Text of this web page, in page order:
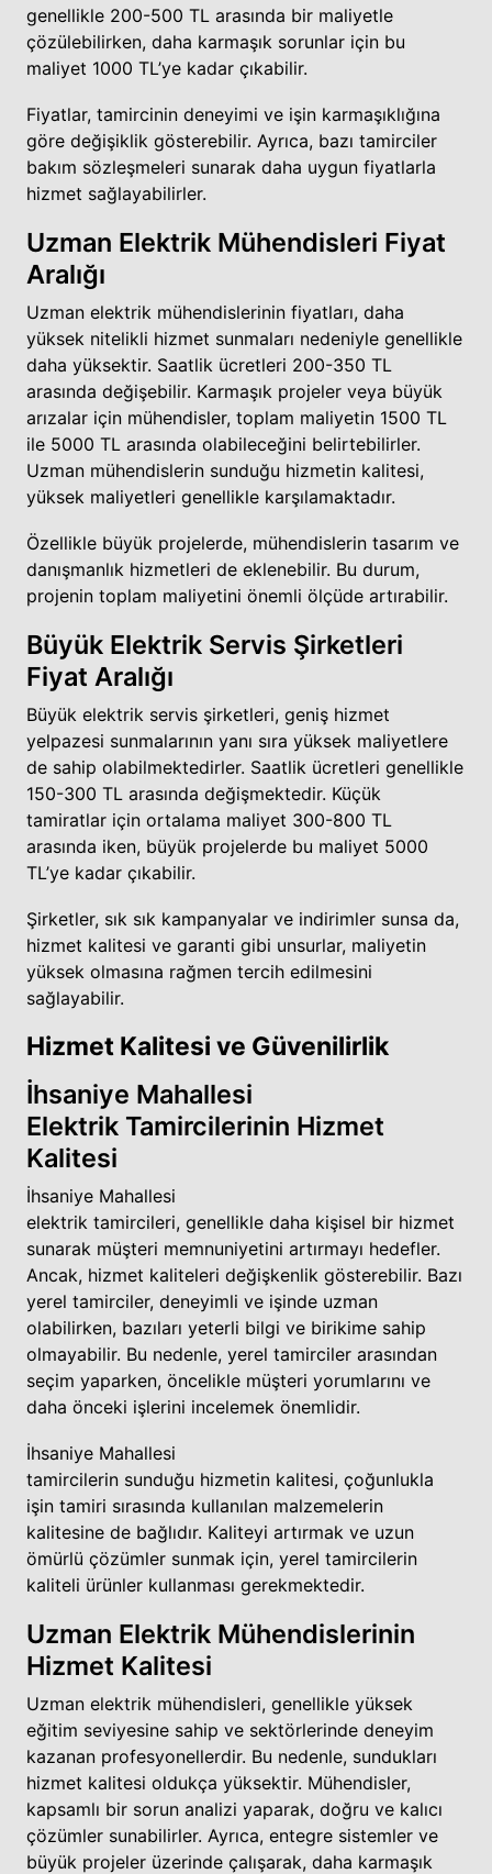
genellikle 200-500 TL arasında bir maliyetle
çözülebilirken, daha karmaşık sorunlar için bu
maliyet 1000 TL’ye kadar çıkabilir.
Fiyatlar, tamircinin deneyimi ve işin karmaşıklığına
göre değişiklik gösterebilir. Ayrıca, bazı tamirciler
bakım sözleşmeleri sunarak daha uygun fiyatlarla
hizmet sağlayabilirler.
Uzman Elektrik Mühendisleri Fiyat
Aralığı
Uzman elektrik mühendislerinin fiyatları, daha
yüksek nitelikli hizmet sunmaları nedeniyle genellikle
daha yüksektir. Saatlik ücretleri 200-350 TL
arasında değişebilir. Karmaşık projeler veya büyük
arızalar için mühendisler, toplam maliyetin 1500 TL
ile 5000 TL arasında olabileceğini belirtebilirler.
Uzman mühendislerin sunduğu hizmetin kalitesi,
yüksek maliyetleri genellikle karşılamaktadır.
Özellikle büyük projelerde, mühendislerin tasarım ve
danışmanlık hizmetleri de eklenebilir. Bu durum,
projenin toplam maliyetini önemli ölçüde artırabilir.
Büyük Elektrik Servis Şirketleri
Fiyat Aralığı
Büyük elektrik servis şirketleri, geniş hizmet
yelpazesi sunmalarının yanı sıra yüksek maliyetlere
de sahip olabilmektedirler. Saatlik ücretleri genellikle
150-300 TL arasında değişmektedir. Küçük
tamiratlar için ortalama maliyet 300-800 TL
arasında iken, büyük projelerde bu maliyet 5000
TL’ye kadar çıkabilir.
Şirketler, sık sık kampanyalar ve indirimler sunsa da,
hizmet kalitesi ve garanti gibi unsurlar, maliyetin
yüksek olmasına rağmen tercih edilmesini
sağlayabilir.
Hizmet Kalitesi ve Güvenilirlik
İhsaniye Mahallesi
Elektrik Tamircilerinin Hizmet
Kalitesi
İhsaniye Mahallesi
elektrik tamircileri, genellikle daha kişisel bir hizmet
sunarak müşteri memnuniyetini artırmayı hedefler.
Ancak, hizmet kaliteleri değişkenlik gösterebilir. Bazı
yerel tamirciler, deneyimli ve işinde uzman
olabilirken, bazıları yeterli bilgi ve birikime sahip
olmayabilir. Bu nedenle, yerel tamirciler arasından
seçim yaparken, öncelikle müşteri yorumlarını ve
daha önceki işlerini incelemek önemlidir.
İhsaniye Mahallesi
tamircilerin sunduğu hizmetin kalitesi, çoğunlukla
işin tamiri sırasında kullanılan malzemelerin
kalitesine de bağlıdır. Kaliteyi artırmak ve uzun
ömürlü çözümler sunmak için, yerel tamircilerin
kaliteli ürünler kullanması gerekmektedir.
Uzman Elektrik Mühendislerinin
Hizmet Kalitesi
Uzman elektrik mühendisleri, genellikle yüksek
eğitim seviyesine sahip ve sektörlerinde deneyim
kazanan profesyonellerdir. Bu nedenle, sundukları
hizmet kalitesi oldukça yüksektir. Mühendisler,
kapsamlı bir sorun analizi yaparak, doğru ve kalıcı
çözümler sunabilirler. Ayrıca, entegre sistemler ve
büyük projeler üzerinde çalışarak, daha karmaşık